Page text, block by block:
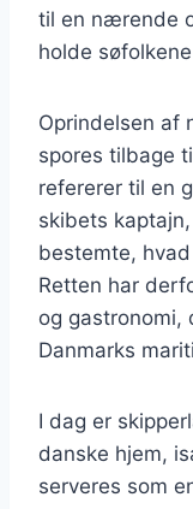
til en nærende
holde
Oprindelsen af
spores tilbage
refererer til en
skibets
bestemte,
Retten har
og
Danmarks
I dag er
danske hjem,
serveres som